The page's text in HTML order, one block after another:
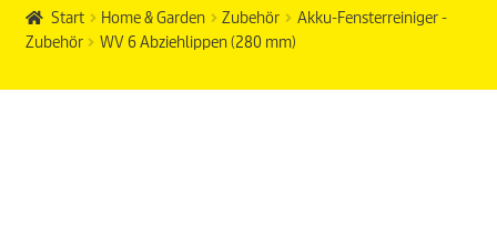
Start Home & Garden Zubehör
Akku-Fensterreiniger -
Zubehör
WV 6 Abziehlippen (280 mm)